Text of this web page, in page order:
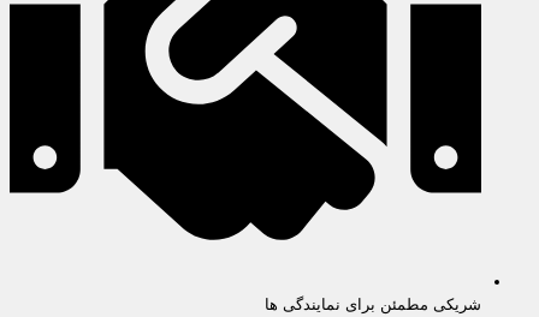
شریکی مطمئن برای نمایندگی ها